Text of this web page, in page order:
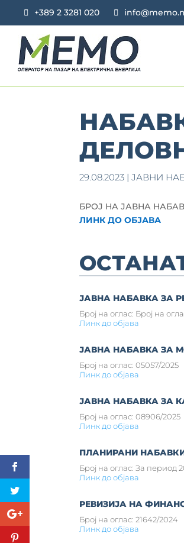
+389 2 3281 020
29.08.2023 |ЈАВНИ
БРОЈ НА ЈАВНА
ЛИНК ДО ОБЈАВА
ЈАВНА НАБАВКА ЗА
Број на оглас: Број на
Линк до објава
ЈАВНА НАБАВКА ЗА
Број на оглас: 05057/2025
Линк до објава
ЈАВНА НАБАВКА ЗА
Број на оглас: 08906/2025
Линк до објава
ПЛАНИРАНИ
Број на оглас: За период
Линк до објава
РЕВИЗИЈА НА
Број на оглас: 21642/2024
Линк до објава